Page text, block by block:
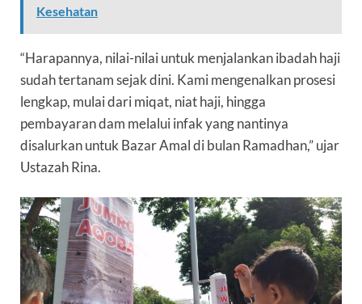
Kesehatan
“Harapannya, nilai-nilai untuk menjalankan ibadah haji
sudah tertanam sejak dini. Kami mengenalkan prosesi
lengkap, mulai dari miqat, niat haji, hingga
pembayaran dam melalui infak yang nantinya
disalurkan untuk Bazar Amal di bulan Ramadhan,” ujar
Ustazah Rina.